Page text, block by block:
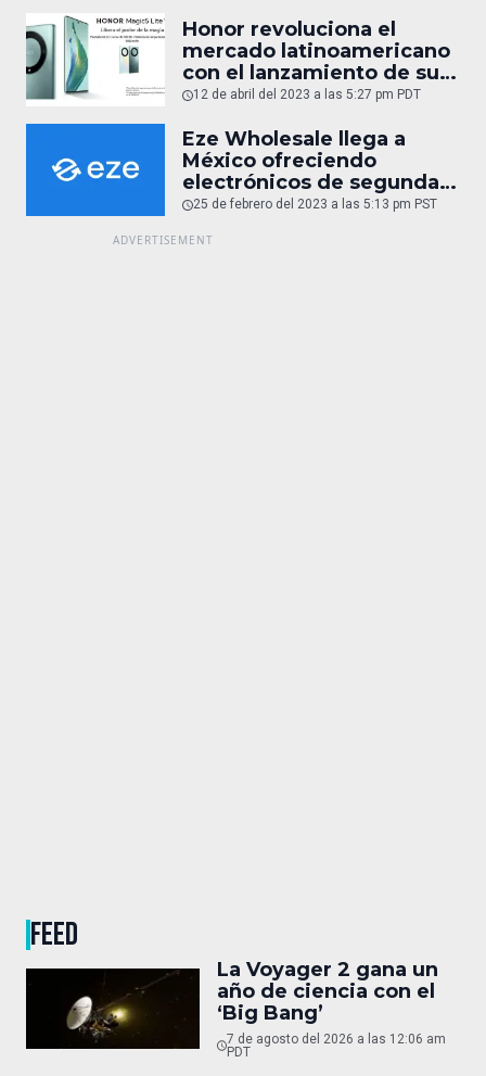
Honor revoluciona el
mercado latinoamericano
con el lanzamiento de sus
innovadores teléfonos
cinematográficas de alta
gama
12 de abril del 2023 a las 5:27 pm PDT
Eze Wholesale llega a
México ofreciendo
electrónicos de segunda
mano y reacondicionados
25 de febrero del 2023 a las 5:13 pm PST
FEED
La Voyager 2 gana un
año de ciencia con el
‘Big Bang’
7 de agosto del 2026 a las 12:06 am
PDT